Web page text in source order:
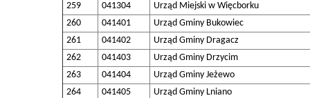
259
041304
Urząd Miejski w Więcborku
260
041401
Urząd Gminy Bukowiec
261
041402
Urząd Gminy Dragacz
262
041403
Urząd Gminy Drzycim
263
041404
Urząd Gminy Jeżewo
264
041405
Urząd Gminy Lniano